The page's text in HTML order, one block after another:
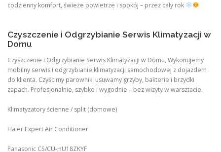
codzienny komfort, świeże powietrze i spokój – przez cały rok
Czyszczenie i Odgrzybianie Serwis Klimatyzacji w
Domu
Czyszczenie i Odgrzybianie Serwis Klimatyzacji w Domu, Wykonujemy
mobilny serwis i odgrzybianie klimatyzacji samochodowej z dojazdem
do klienta. Czyścimy parownik, usuwamy grzyby, bakterie i brzydki
zapach. Profesjonalnie, szybko i wygodnie – bez wizyty w warsztacie.
Klimatyzatory ścienne / split (domowe)
Haier Expert Air Conditioner
Panasonic CS/CU‑HU18ZKYF